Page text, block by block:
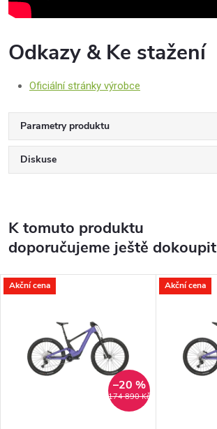
Odkazy & Ke stažení
Oficiální stránky výrobce
Parametry produktu
Diskuse
K tomuto produktu
doporučujeme ještě dokoupit
Akční cena
174 890 Kč
–20 %
Akční cena